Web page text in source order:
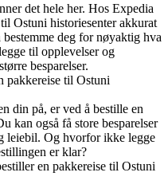
det hele her. Hos Expedia
Ostuni historiesenter akkurat
deg for nøyaktig hva
til opplevelser og
besparelser.
pakkereise til Ostuni
din på, er ved å bestille en
kan også få store besparelser
leiebil. Og hvorfor ikke legge
er klar?
en pakkereise til Ostuni